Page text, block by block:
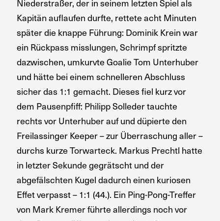
Niederstraßer, der in seinem letzten Spiel als
Kapitän auflaufen durfte, rettete acht Minuten
später die knappe Führung: Dominik Krein war
ein Rückpass misslungen, Schrimpf spritzte
dazwischen, umkurvte Goalie Tom Unterhuber
und hätte bei einem schnelleren Abschluss
sicher das 1:1 gemacht. Dieses fiel kurz vor
dem Pausenpfiff: Philipp Solleder tauchte
rechts vor Unterhuber auf und düpierte den
Freilassinger Keeper – zur Überraschung aller –
durchs kurze Torwarteck. Markus Prechtl hatte
in letzter Sekunde gegrätscht und der
abgefälschten Kugel dadurch einen kuriosen
Effet verpasst – 1:1 (44.). Ein Ping-Pong-Treffer
von Mark Kremer führte allerdings noch vor